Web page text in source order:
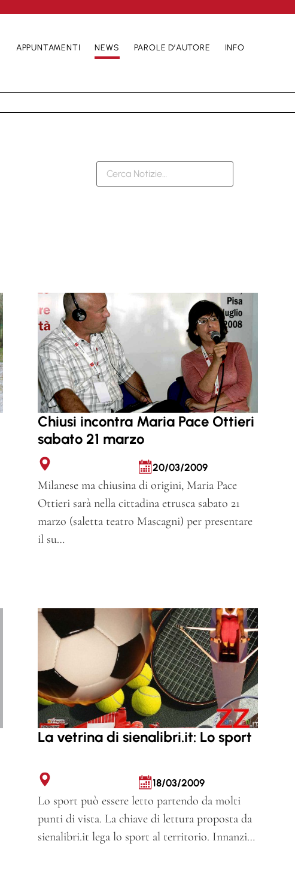
APPUNTAMENTI NEWS PAROLE D’AUTORE INFO
Chiusi incontra Maria Pace Ottieri
sabato 21 marzo
20/03/2009
Milanese ma chiusina di origini, Maria Pace
Ottieri sarà nella cittadina etrusca sabato 21
marzo (saletta teatro Mascagni) per presentare
il su…
La vetrina di sienalibri.it: Lo sport
18/03/2009
Lo sport può essere letto partendo da molti
punti di vista. La chiave di lettura proposta da
sienalibri.it lega lo sport al territorio. Innanzi…